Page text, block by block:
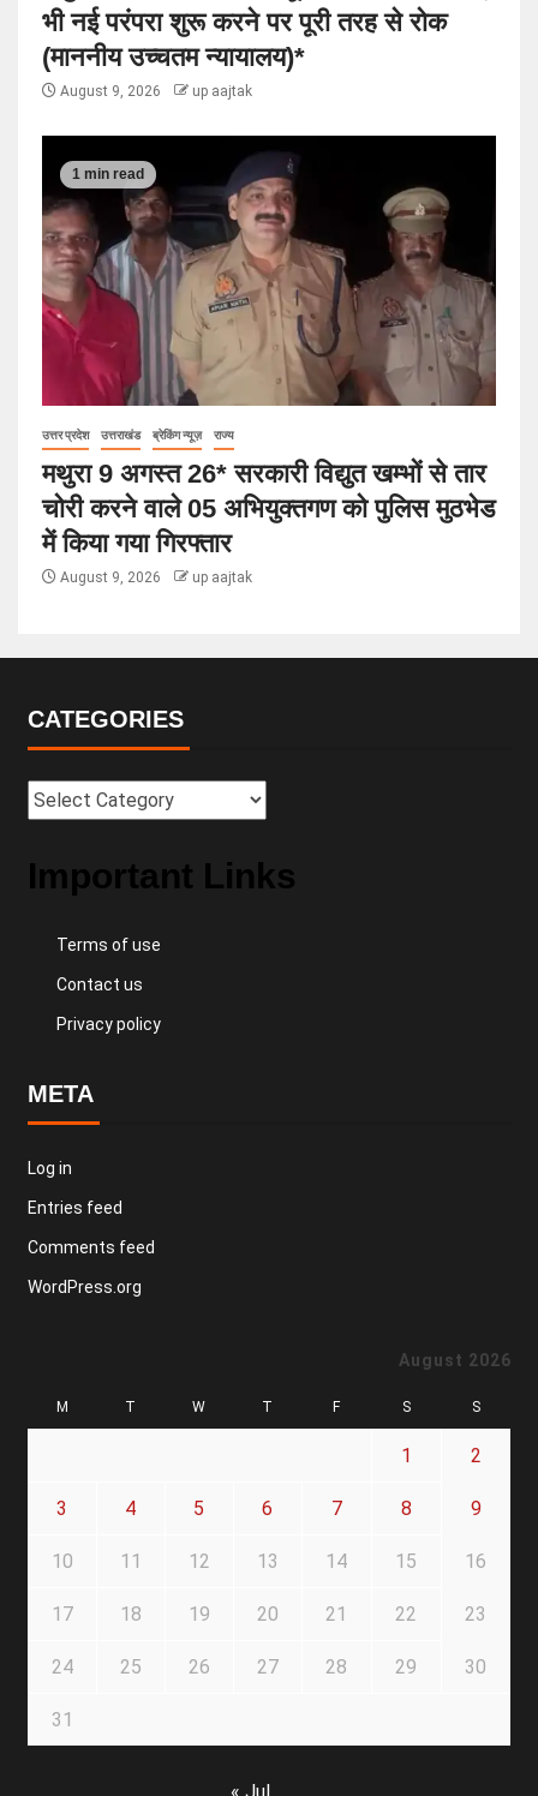
भी नई परंपरा शुरू करने पर पूरी तरह से रोक
(माननीय उच्चतम न्यायालय)*
August 9, 2026 up aajtak
1 min read
उत्तर प्रदेश उत्तराखंड ब्रेकिंग न्यूज़ राज्य
मथुरा 9 अगस्त 26* सरकारी विद्युत खम्भों से तार
चोरी करने वाले 05 अभियुक्तगण को पुलिस मुठभेड
में किया गया गिरफ्तार
August 9, 2026 up aajtak
CATEGORIES
Important Links
Terms of use
Contact us
Privacy policy
META
Log in
Entries feed
Comments feed
WordPress.org
August 2026
M T W T F S S
1 2
3 4 5 6 7 8 9
10 11 12 13 14 15 16
17 18 19 20 21 22 23
24 25 26 27 28 29 30
31